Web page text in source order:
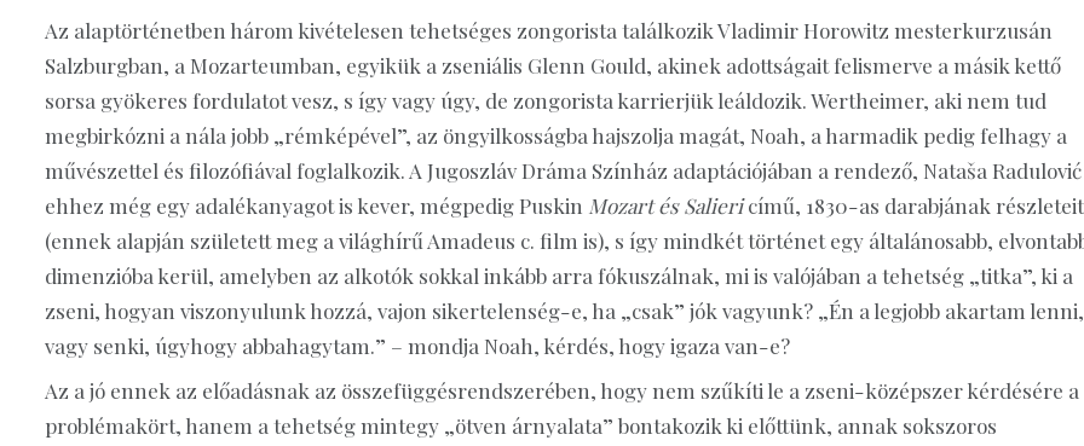
Az alaptörténetben három kivételesen tehetséges zongorista találkozik Vladimir Horowitz mesterkurzusán
Salzburgban, a Mozarteumban, egyikük a zseniális Glenn Gould, akinek adottságait felismerve a másik kettő
sorsa gyökeres fordulatot vesz, s így vagy úgy, de zongorista karrierjük leáldozik. Wertheimer, aki nem tud
megbirkózni a nála jobb „rémképével”, az öngyilkosságba hajszolja magát, Noah, a harmadik pedig felhagy a
művészettel és filozófiával foglalkozik. A Jugoszláv Dráma Színház adaptációjában a rendező, Nataša Radulović
ehhez még egy adalékanyagot is kever, mégpedig Puskin Mozart és Saliericímű, 1830-as darabjának részleteit
(ennek alapján született meg a világhírű Amadeus c. film is), s így mindkét történet egy általánosabb,
dimenzióba kerül, amelyben az alkotók sokkal inkább arra fókuszálnak, mi is valójában a tehetség „titka”, ki a
zseni, hogyan viszonyulunk hozzá, vajon sikertelenség-e, ha „csak” jók vagyunk? „Én a legjobb akartam lenni,
vagy senki, úgyhogy abbahagytam.” – mondja Noah, kérdés, hogy igaza van-e?
Az a jó ennek az előadásnak az összefüggésrendszerében, hogy nem szűkíti le a zseni-középszer kérdésére a
problémakört, hanem a tehetség mintegy „ötven árnyalata” bontakozik ki előttünk, annak sokszoros